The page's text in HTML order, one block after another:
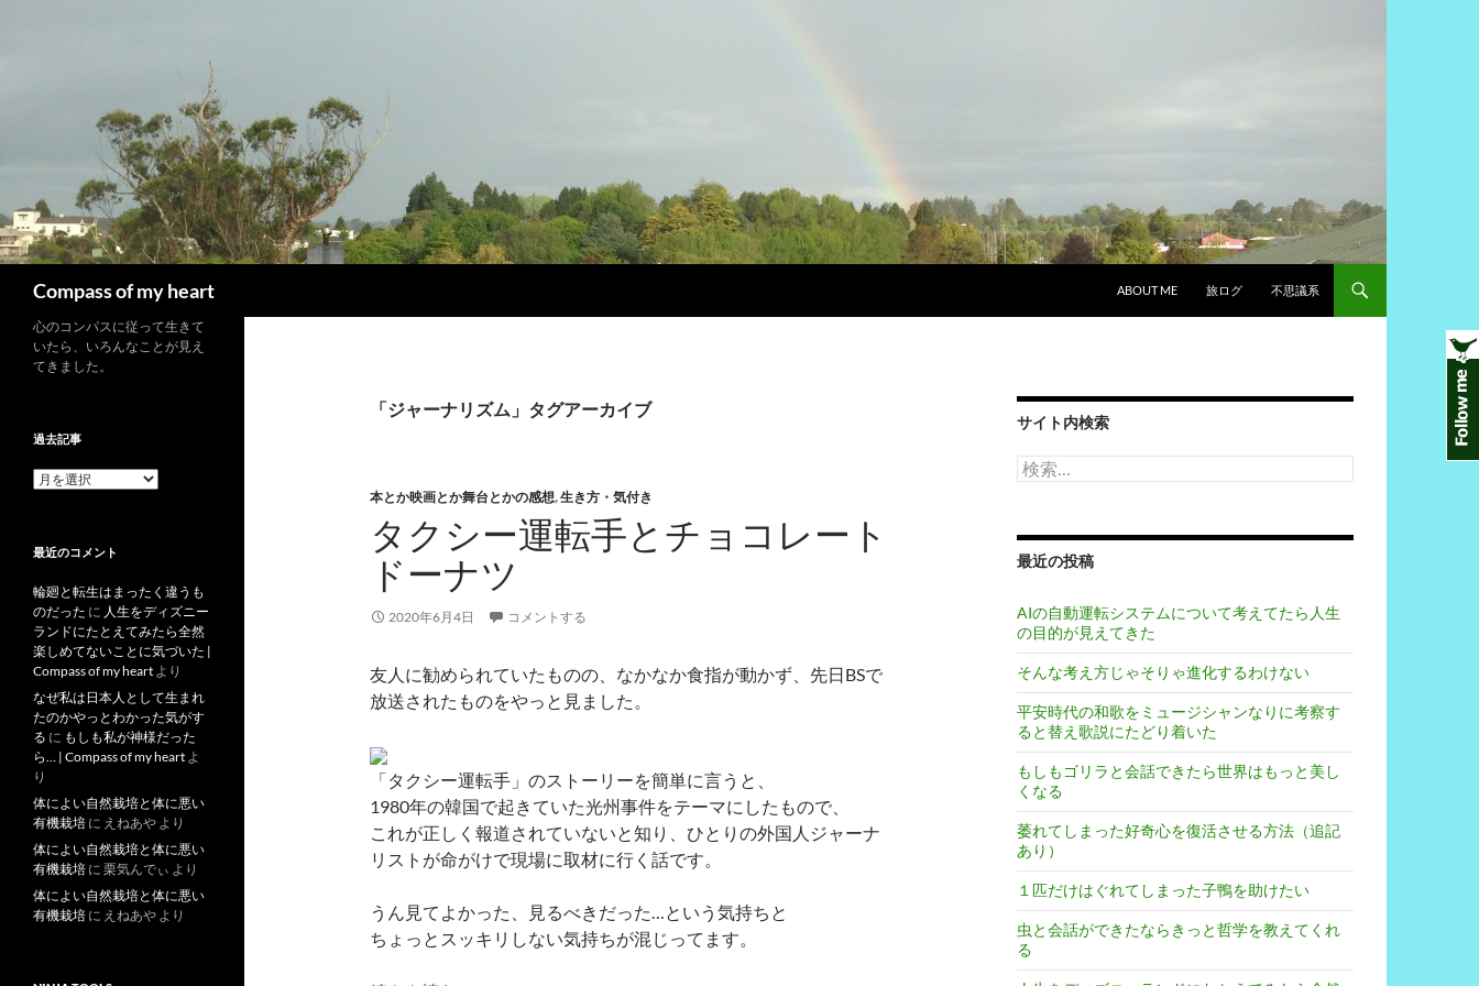
ッ
プ
Compass of my heart ABOUT ME 旅ログ 不思議系
「ジャーナリズム」タグアーカイブ
本とか映画とか舞台とかの感想,生き方・気付き
タクシー運転手とチョコレート
ドーナツ
2020年6月4日 コメントする
友人に勧められていたものの、なかなか食指が動かず、先日BSで
放送されたものをやっと見ました。
「タクシー運転手」のストーリーを簡単に言うと、
1980年の韓国で起きていた光州事件をテーマにしたもので、
これが正しく報道されていないと知り、ひとりの外国人ジャーナ
リストが命がけで現場に取材に行く話です。
うん見てよかった、見るべきだった…という気持ちと
ちょっとスッキリしない気持ちが混じってます。
サイト内検索
検
索:
最近の投稿
AIの自動運転システムについて考えてたら人生
の目的が見えてきた
そんな考え方じゃそりゃ進化するわけない
平安時代の和歌をミュージシャンなりに考察す
ると替え歌説にたどり着いた
もしもゴリラと会話できたら世界はもっと美し
くなる
萎れてしまった好奇心を復活させる方法（追記
あり）
１匹だけはぐれてしまった子鴨を助けたい
虫と会話ができたならきっと哲学を教えてくれ
る
心のコンパスに従って生きて
いたら、いろんなことが見え
てきました。
過去記事
過
最近のコメント
輪廻と転生はまったく違うも
のだった に 人生をディズニー
ランドにたとえてみたら全然
楽しめてないことに気づいた |
Compass of my heart より
なぜ私は日本人として生まれ
たのかやっとわかった気がす
る に もしも私が神様だった
ら… | Compass of my heart よ
り
体によい自然栽培と体に悪い
有機栽培 に えねあや より
体によい自然栽培と体に悪い
有機栽培 に 栗気んでぃ より
体によい自然栽培と体に悪い
有機栽培 に えねあや より